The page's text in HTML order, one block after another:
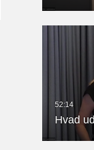
Hvad